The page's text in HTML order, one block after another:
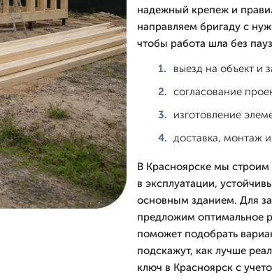
надежный крепеж и
направляем бригаду с
чтобы работа шла без
выезд на объект и
согласование
изготовление
доставка, монтаж и
В Красноярске мы
в эксплуатации,
основным зданием. Для
предложим оптимальное
поможет подобрать
подскажут, как лучше
ключ в Красноярск с